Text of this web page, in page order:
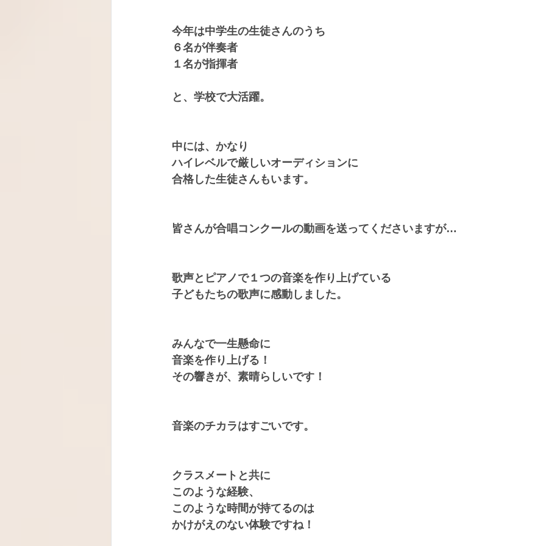
今年は中学生の生徒さんのうち
６名が伴奏者
１名が指揮者
と、学校で大活躍。
中には、かなり
ハイレベルで厳しいオーディションに
合格した生徒さんもいます。
皆さんが合唱コンクールの動画を送ってくださいますが…
歌声とピアノで１つの音楽を作り上げている
子どもたちの歌声に感動しました。
みんなで一生懸命に
音楽を作り上げる！
その響きが、素晴らしいです！
音楽のチカラはすごいです。
クラスメートと共に
このような経験、
このような時間が持てるのは
かけがえのない体験ですね！